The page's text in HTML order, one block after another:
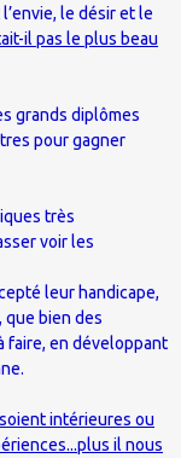
le désir et le
il pas le plus beau
grands diplômes
pour gagner
très
voir les
leur handicape,
que bien des
faire, en développant
intérieures ou
il nous